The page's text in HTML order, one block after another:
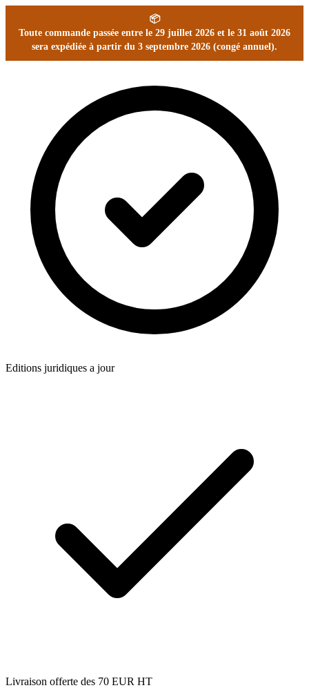
📦
Toute commande passée entre le 29 juillet 2026 et le 31 août 2026
sera expédiée à partir du 3 septembre 2026 (congé annuel).
Editions juridiques a jour
Livraison offerte des 70 EUR HT